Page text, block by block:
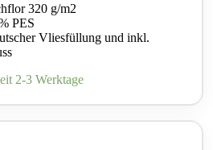
320 g/m2
PES
Vliesfüllung und inkl.
2-3 Werktage